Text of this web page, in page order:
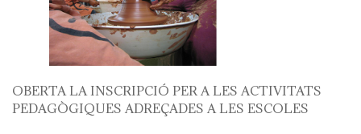
OBERTA LA INSCRIPCIÓ PER A LES ACTIVITATS
PEDAGÒGIQUES ADREÇADES A LES ESCOLES